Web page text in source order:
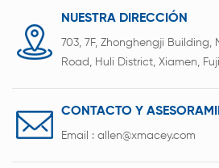
NUESTRA DIRECCIÓN
703, 7F, Zhonghengji Building,
Road, Huli District, Xiamen,
CONTACTO Y
Email : allen@xmacey.com